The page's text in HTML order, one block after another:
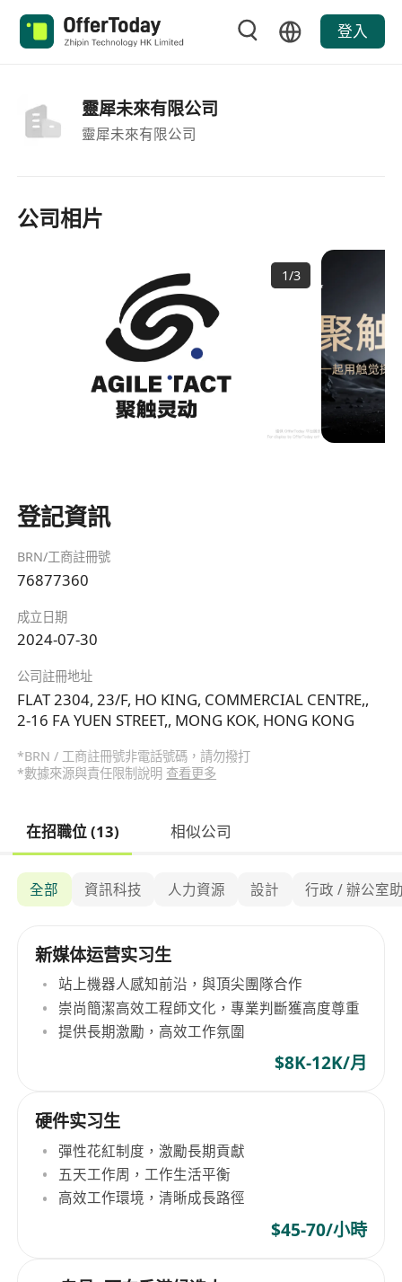
登入
靈犀未來有限公司
靈犀未來有限公司
公司相片
1/3
登記資訊
BRN/工商註冊號
76877360
成立日期
2024-07-30
公司註冊地址
FLAT 2304, 23/F, HO KING, COMMERCIAL CENTRE,,
2-16 FA YUEN STREET,, MONG KOK, HONG KONG
*BRN / 工商註冊號非電話號碼，請勿撥打
*數據來源與責任限制說明 查看更多
在招職位 (13) 相似公司
全部 資訊科技 人力資源 設計 行政 / 辦公室
新媒体运营实习生
站上機器人感知前沿，與頂尖團隊合作
崇尚簡潔高效工程師文化，專業判斷獲高度尊重
提供長期激勵，高效工作氛圍
$8K-12K/月
硬件实习生
彈性花紅制度，激勵長期貢獻
五天工作周，工作生活平衡
高效工作環境，清晰成長路徑
$45-70/小時